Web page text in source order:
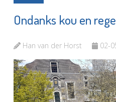
Ondanks kou en
Han van der Horst 02-